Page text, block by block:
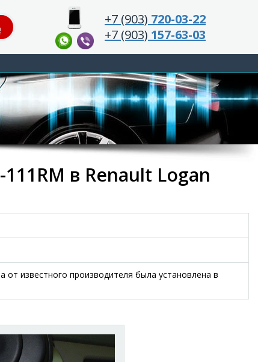
+7 (903) 720-03-22
+7 (903) 157-63-03
в Renault Logan
известного производителя была установлена в